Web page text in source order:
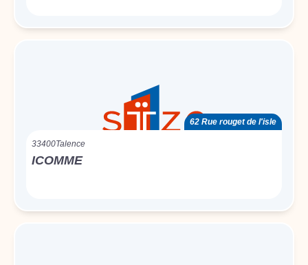
62 Rue rouget de l'isle
33400Talence
ICOMME